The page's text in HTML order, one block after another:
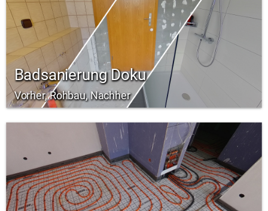
Badsanierung Doku
Vorher, Rohbau, Nachher